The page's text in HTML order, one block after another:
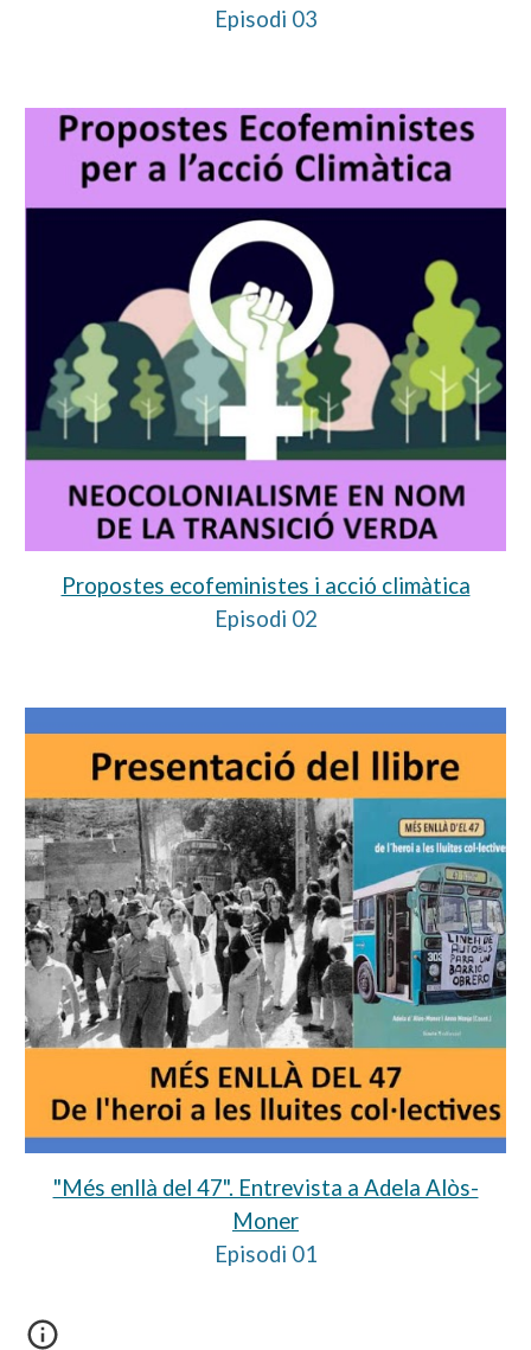
Episodi 03
Propostes ecofeministes i acció climàtica
Episodi 02
"Més enllà del 47". Entrevista a Adela Alòs-
Moner
Episodi 01